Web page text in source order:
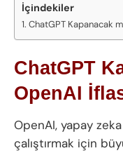
İçindekiler
ChatGPT Kapanacak
ChatGPT
OpenAI
OpenAI, yapay
çalıştırmak için